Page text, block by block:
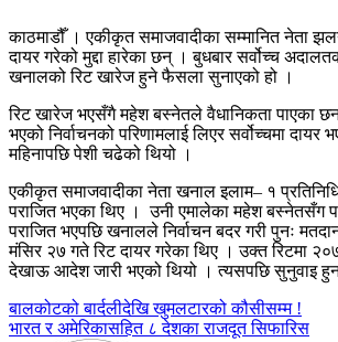
काठमाडौँ । एकीकृत समाजवादीका सम्मानित नेता
दायर गरेको मुद्दा हारेका छन् । बुधबार सर्वोच्च
खनालको रिट खारेज हुने फैसला सुनाएको हो ।
रिट खारेज भएसँगै महेश बस्नेतले वैधानिकता पाएका
भएको निर्वाचनको परिणामलाई लिएर सर्वोच्चमा दायर
महिनापछि पेशी चढेको थियो ।
एकीकृत समाजवादीका नेता खनाल इलाम– १
पराजित भएका थिए । उनी एमालेका महेश बस्नेतसँग
पराजित भएपछि खनालले निर्वाचन बदर गरी पुनः
मंसिर २७ गते रिट दायर गरेका थिए । उक्त रिटमा
देखाऊ आदेश जारी भएको थियो । त्यसपछि सुनुवाइ
Post
बालकोटको बार्दलीदेखि खुमलटारको कौसीसम्म !
भारत र अमेरिकासहित ८ देशका राजदूत सिफारिस